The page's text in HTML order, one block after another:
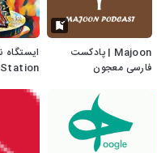
Majoon | پادکست
فارسی معجون
Station